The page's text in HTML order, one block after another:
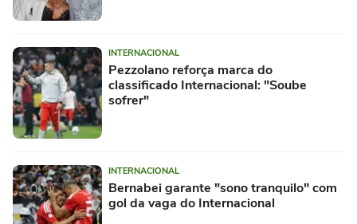
INTERNACIONAL
Pezzolano reforça marca do
classificado Internacional: "Soube
sofrer"
INTERNACIONAL
Bernabei garante "sono tranquilo" com
gol da vaga do Internacional